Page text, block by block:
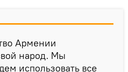
Армении
народ. Мы
использовать все